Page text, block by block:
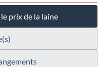
prix de la laine